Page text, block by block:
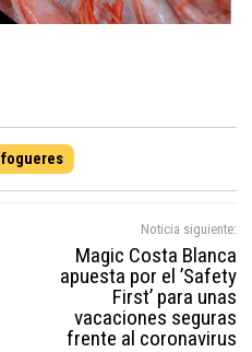
fogueres
Noticia siguiente:
Magic Costa Blanca
apuesta por el ’Safety
First’ para unas
vacaciones seguras
frente al coronavirus